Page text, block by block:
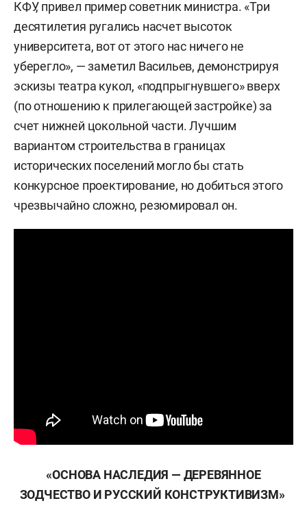
КФУ, привел пример советник министра. «Три
десятилетия ругались насчет высоток
университета, вот от этого нас ничего не
уберегло», — заметил Васильев, демонстрируя
эскизы театра кукол, «подпрыгнувшего» вверх
(по отношению к прилегающей застройке) за
счет нижней цокольной части. Лучшим
вариантом строительства в границах
исторических поселений могло бы стать
конкурсное проектирование, но добиться этого
чрезвычайно сложно, резюмировал он.
«ОСНОВА НАСЛЕДИЯ — ДЕРЕВЯННОЕ
ЗОДЧЕСТВО И РУССКИЙ КОНСТРУКТИВИЗМ»